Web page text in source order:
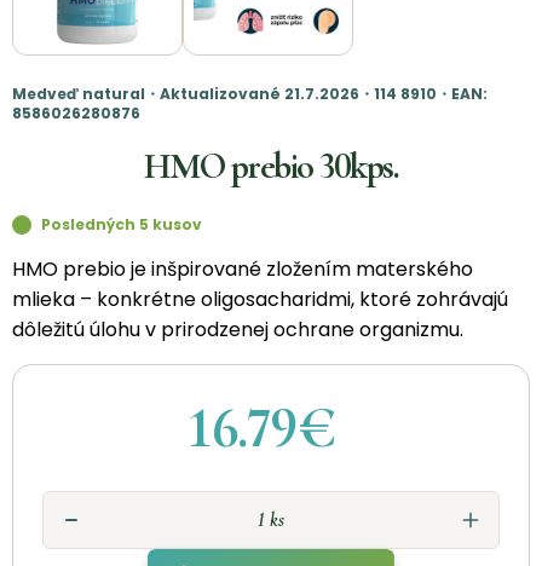
Medveď natural・Aktualizované 21.7.2026・114 8910・EAN:
8586026280876
HMO prebio 30kps.
Posledných 5 kusov
HMO prebio je inšpirované zložením materského
mlieka – konkrétne oligosacharidmi, ktoré zohrávajú
dôležitú úlohu v prirodzenej ochrane organizmu.
16.79€